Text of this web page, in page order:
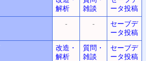
解析
雑談
ータ投稿
- -
セーブデ
ータ投稿
改造・
解析
質問・
雑談
セーブデ
ータ投稿